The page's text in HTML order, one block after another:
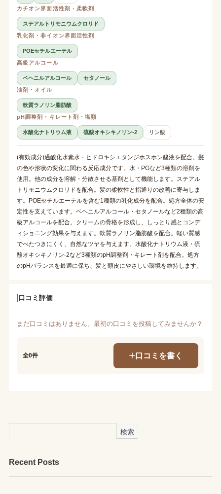
カチオン界面活性剤・柔軟剤
ステアルトリモニウムクロリド
乳化剤・非イオン界面活性剤
POEセチルエーテル
高級アルコール
ベヘニルアルコール
セタノール
油剤・オイル
軟質ラノリン脂肪酸
pH調整剤・キレート剤・塩類
水酸化ナトリウム液 硫酸オキシキノリン-2 リン酸
(有効成分)過酸化水素水・ヒドロキシエタンジホスホン酸液を配合。髪
の色や形状の変化に関わる反応成分です。水・PGなど3種類の溶剤を
使用。他の成分を溶解・分散させる基剤として機能します。ステアル
トリモニウムクロリドを配合。髪の柔軟性と指通りの改善に寄与しま
す。POEセチルエーテルを含む1種類の乳化成分を配合。処方全体の安
定性を支えています。ベヘニルアルコール・セタノールなど2種類の高
級アルコールを配合。クリームの骨格を形成し、しっとり感とコンデ
ィショニング効果を与えます。軟質ラノリン脂肪酸を配合。軽い質感
でべたつきにくく、自然なツヤを与えます。水酸化ナトリウム液・硫
酸オキシキノリン-2など3種類のpH調整剤・キレート剤を配合。処方
のpHバランスを最適に保ち、髪と頭皮にやさしい環境を維持します。
口コミ評価
まだ口コミはありません。最初の口コミを投稿してみませんか？
全0件 口コミを書く
検索
Recent Posts